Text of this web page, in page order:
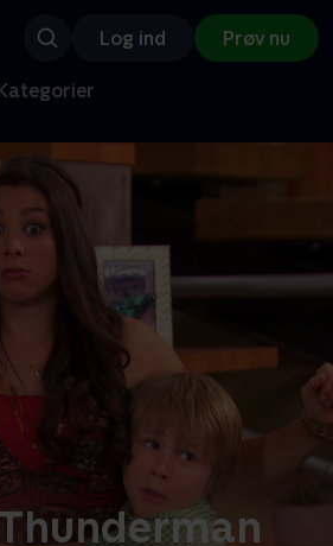
Log ind Prøv nu